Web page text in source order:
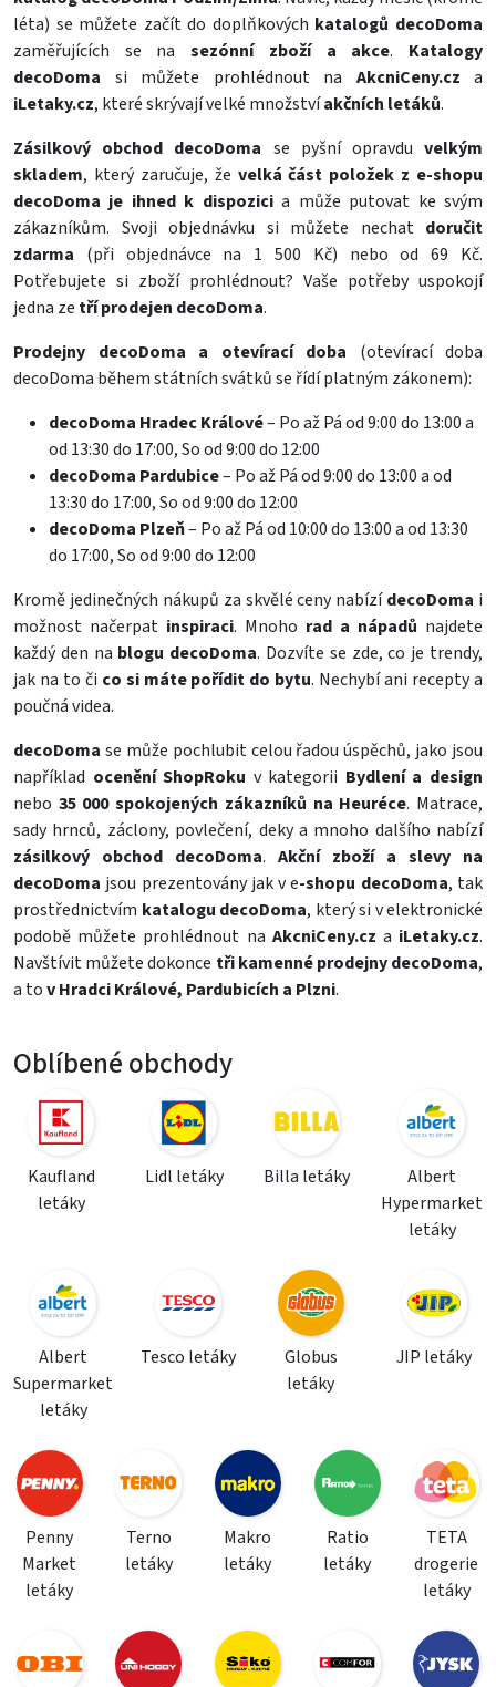
léta) se můžete začít do doplňkových katalogů decoDoma
zaměřujících se nasezónní zboží a akce. Katalogy
decoDoma si můžete prohlédnout na AkcniCeny.cz a
iLetaky.cz, které skrývají velké množstvíakčních letáků.
Zásilkový obchod decoDoma se pyšní opravduvelkým
skladem, který zaručuje, že velká část položek z e-shopu
decoDoma je ihned k dispozicia může putovat ke svým
zákazníkům. Svoji objednávku si můžete nechat doručit
zdarma (při objednávce na 1 500 Kč) nebo od 69 Kč.
Potřebujete si zboží prohlédnout? Vaše potřeby uspokojí
jedna ze tří prodejen decoDoma.
Prodejny decoDoma a otevírací doba (otevírací doba
decoDoma během státních svátků se řídí platným zákonem):
decoDoma Hradec Králové– Po až Pá od 9:00 do 13:00 a
od 13:30 do 17:00, So od 9:00 do 12:00
decoDoma Pardubice– Po až Pá od 9:00 do 13:00 a od
13:30 do 17:00, So od 9:00 do 12:00
decoDoma Plzeň– Po až Pá od 10:00 do 13:00 a od 13:30
do 17:00, So od 9:00 do 12:00
Kromě jedinečných nákupů za skvělé ceny nabízídecoDoma i
možnost načerpat inspiraci. Mnoho rad a nápadů najdete
každý den na blogu decoDoma. Dozvíte se zde, co je trendy,
jak na to či co si máte pořídit do bytu. Nechybí ani recepty a
poučná videa.
decoDoma se může pochlubit celou řadou úspěchů, jako jsou
například ocenění ShopRoku v kategorii Bydlení a design
nebo 35 000 spokojených zákazníků na Heuréce. Matrace,
sady hrnců, záclony, povlečení, dekya mnoho dalšího nabízí
zásilkový obchod decoDoma. Akční zboží a slevy na
decoDoma jsou prezentovány jak v e-shopu decoDoma, tak
prostřednictvím katalogu decoDoma, který si v elektronické
podobě můžete prohlédnout na AkcniCeny.cz a iLetaky.cz.
Navštívit můžete dokonce tři kamenné prodejny decoDoma,
a tov Hradci Králové, Pardubicích a Plzni.
Oblíbené obchody
Kaufland
letáky
Lidl letáky Billa letáky
Albert
Hypermarket
letáky
Albert
Supermarket
letáky
Tesco letáky
Globus
letáky
JIP letáky
Penny
Market
letáky
Terno
letáky
Makro
letáky
Ratio
letáky
TETA
drogerie
letáky